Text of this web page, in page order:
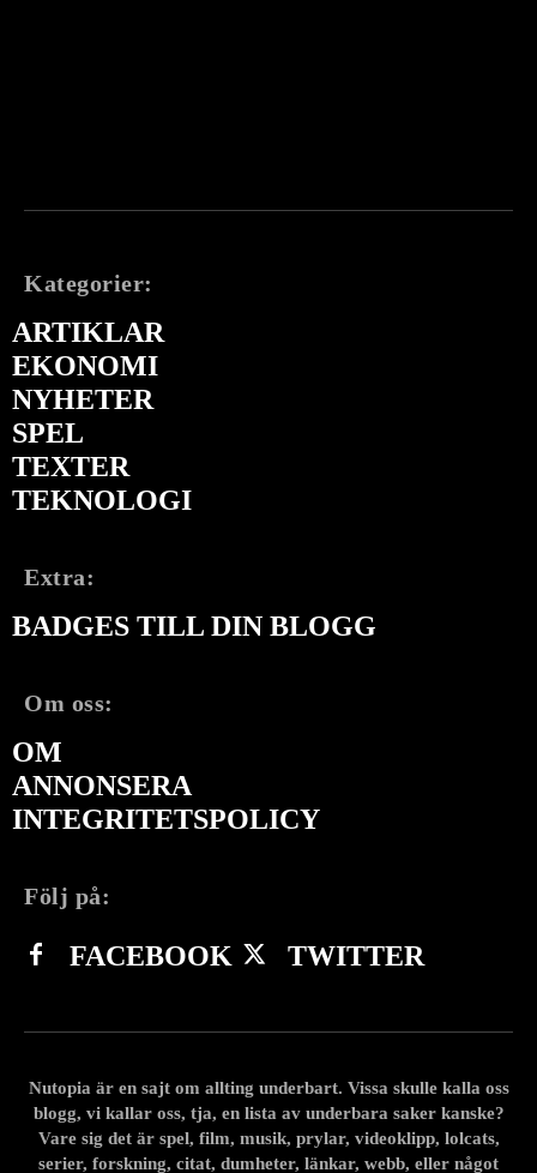
Kategorier:
ARTIKLAR
EKONOMI
NYHETER
SPEL
TEXTER
TEKNOLOGI
Extra:
BADGES TILL DIN BLOGG
Om oss:
OM
ANNONSERA
INTEGRITETSPOLICY
Följ på:
FACEBOOK TWITTER
Nutopia är en sajt om allting underbart. Vissa skulle kalla oss
blogg, vi kallar oss, tja, en lista av underbara saker kanske?
Vare sig det är spel, film, musik, prylar, videoklipp, lolcats,
serier, forskning, citat, dumheter, länkar, webb, eller något